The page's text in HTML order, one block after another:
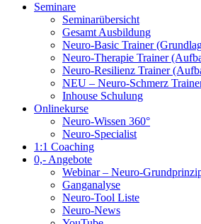
Seminare
Seminarübersicht
Gesamt Ausbildung
Neuro-Basic Trainer
Neuro-Therapie Trainer
Neuro-Resilienz Trainer
NEU – Neuro-Schmerz
Inhouse Schulung
Onlinekurse
Neuro-Wissen 360°
Neuro-Specialist
1:1 Coaching
0,- Angebote
Webinar – Neuro-
Ganganalyse
Neuro-Tool Liste
Neuro-News